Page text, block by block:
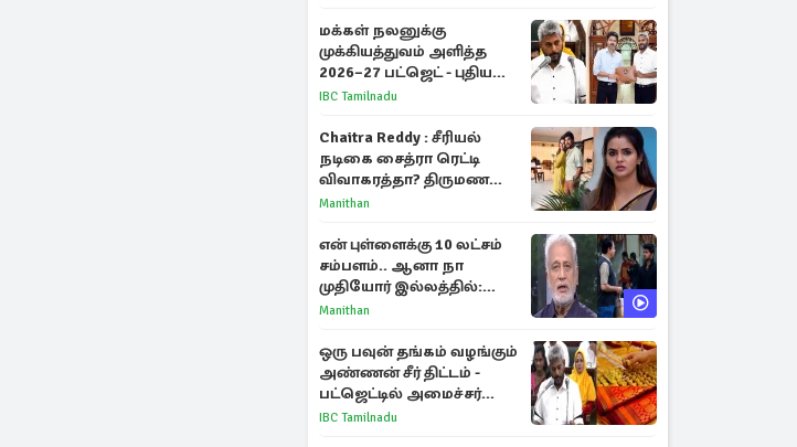
மக்கள் நலனுக்கு
முக்கியத்துவம் அளித்த
2026–27 பட்ஜெட் - புதிய
நலத்திட்டங்கள்
IBC Tamilnadu
Chaitra Reddy : சீரியல்
நடிகை சைத்ரா ரெட்டி
விவாகரத்தா? திருமண
புகைப்படங்களை நீக்கம்
Manithan
என் புள்ளைக்கு 10 லட்சம்
சம்பளம்.. ஆனா நா
முதியோர் இல்லத்தில்:
நடிகரின் கண்ணீர் பேட்டி
Manithan
ஒரு பவுன் தங்கம் வழங்கும்
அண்ணன் சீர் திட்டம் -
பட்ஜெட்டில் அமைச்சர்
மரிய வில்சன் அறிவிப்பு!
IBC Tamilnadu